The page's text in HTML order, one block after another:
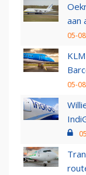
aan
05-
05-